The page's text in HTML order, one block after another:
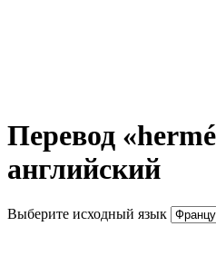
Перевод
английский
Выберите исходный язык